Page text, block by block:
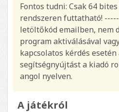
Fontos tudni: Csak 64
rendszeren futtatható!
letöltőkód emailben, nem
program aktiválásával
kapcsolatos kérdés
segítségnyújtást a kiadó
angol nyelven.
A játékról